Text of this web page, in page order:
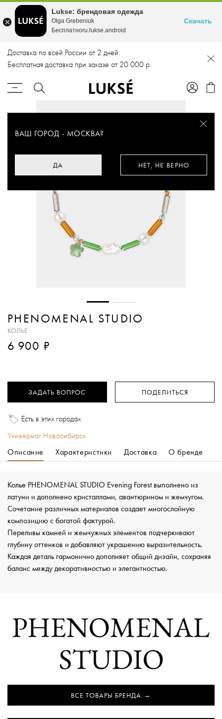
Доставка по всей России от 2 дней.
Бесплатная доставка при заказе от 20 000 р.
ВАШ ГОРОД - МОСКВА?
ДА НЕТ, НЕ ВЕРНО
PHENOMENAL STUDIO
КОЛЬЕ
6 900 ₽
ЗАДАТЬ ВОПРОС ПОДЕЛИТЬСЯ
Есть в этих городах
Универмаг Новосибирск
Описание
Характеристики Доставка О бренде
Колье PHENOMENAL STUDIO Evening Forest выполнено из
латуни и дополнено кристаллами, авантюрином и жемчугом.
Сочетание различных материалов создает многослойную
композицию с богатой фактурой.
Переливы камней и жемчужных элементов подчеркивают
глубину оттенков и добавляют украшению выразительность.
Каждая деталь гармонично дополняет общий дизайн, сохраняя
баланс между декоративностью и элегантностью.
ВСЕ ТОВАРЫ БРЕНДА
Lukse: брендовая одежда
Olga Grebeniuk
Бесплатноru.lukse.android
Скачать